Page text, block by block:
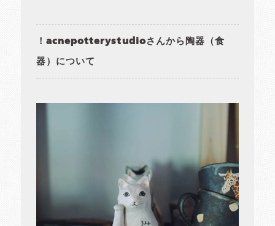
！acnepotterystudioさんから陶器（食
器）について